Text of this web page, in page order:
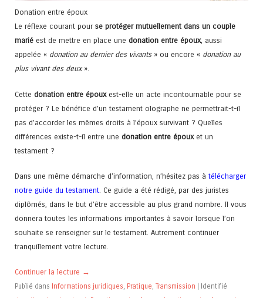
Donation entre époux
Le réflexe courant pour se protéger mutuellement dans un couple
marié est de mettre en place une donation entre époux, aussi
appelée « donation au dernier des vivants» ou encore « donation au
plus vivant des deux».
Cette donation entre épouxest-elle un acte incontournable pour se
protéger ? Le bénéfice d’un testament olographe ne permettrait-t-il
pas d’accorder les mêmes droits à l’époux survivant ? Quelles
différences existe-t-il entre une donation entre épouxet un
testament ?
Dans une même démarche d’information, n’hésitez pas àtélécharger
notre guide du testament . Ce guide a été rédigé, par des juristes
diplômés, dans le but d’être accessible au plus grand nombre. Il vous
donnera toutes les informations importantes à savoir lorsque l’on
souhaite se renseigner sur le testament. Autrement continuer
tranquillement votre lecture.
Continuer la lecture →
Publié dans Informations juridiques, Pratique, Transmission
Identifié